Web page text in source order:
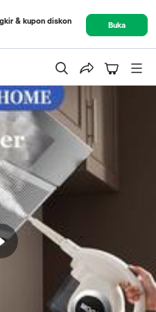
& kupon diskon
Buka